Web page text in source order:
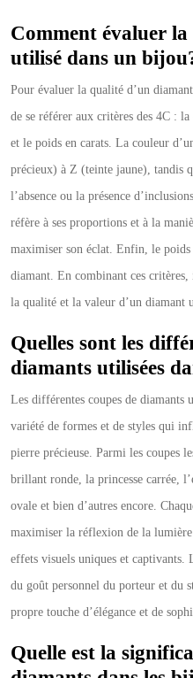
Comment évaluer
utilisé dans un
Pour évaluer la qualité d’un
de se référer aux critères des 4C :
et le poids en carats. La couleur
précieux) à Z (teinte jaune), tandis
l’absence ou la présence
réfère à ses proportions et à la
maximiser son éclat. Enfin, le
diamant. En combinant ces
la qualité et la valeur d’un diamant
Quelles sont les
diamants utilisées
Les différentes coupes de
variété de formes et de styles qui
pierre précieuse. Parmi les coupes
brillant ronde, la princesse carrée,
ovale et bien d’autres encore.
maximiser la réflexion de la
effets visuels uniques et captivants.
du goût personnel du porteur et du
propre touche d’élégance et de
Quelle est la